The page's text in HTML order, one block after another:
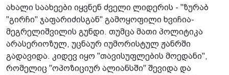
ახალი საახეები იყვნენ ძველი ლიდერის - "ზურაბ
"გირჩი" ჯაფარიძისგან" გამოყოფილი ხვიჩია-
მეგრელიშვილის გუნდი. თუმცა მათი პოლიტიკა
არასერიოზულ, უცნაურ იუმორისტულ ჟანრში
გადავიდა. კიდევ იყო "თავისუფლების მოედანი",
რომელიც "ოპოზიციურ ალიანსში" შევიდა და